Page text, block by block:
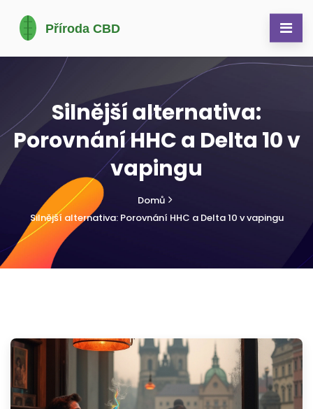
Silnější alternativa:
Porovnání HHC a Delta 10 v
vapingu
Domů
Silnější alternativa: Porovnání HHC a Delta 10 v vapingu